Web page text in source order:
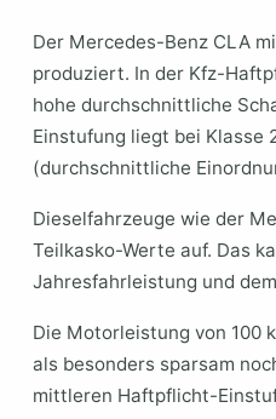
Der Mercedes-Benz CLA
produziert. In der Kfz-
hohe durchschnittliche
Einstufung liegt bei Klasse
(durchschnittliche
Dieselfahrzeuge wie der
Teilkasko-Werte auf. Das
Jahresfahrleistung und
Die Motorleistung von 100
als besonders sparsam
mittleren Haftpflicht-